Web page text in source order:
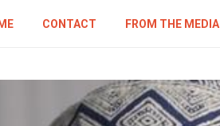
CONTACT FROM THE MEDIA